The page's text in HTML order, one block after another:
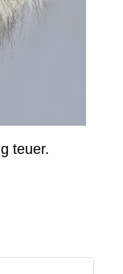
teuer.